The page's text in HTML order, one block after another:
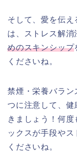
そして、愛を伝
は、ストレス解消
めのスキンシップ
くださいね。
禁煙・栄養バラン
つに注意して、健
きましょう！何
ックスが手段や
くださいね。